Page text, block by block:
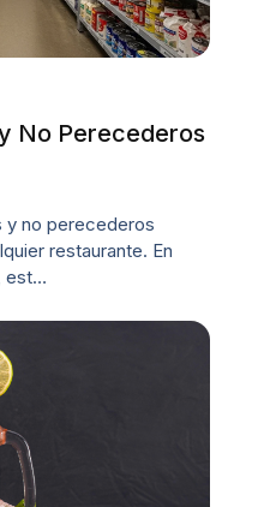
No Perecederos
y no perecederos
restaurante. En
est…